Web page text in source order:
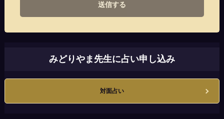
送信する
みどりやま先生に占い申し込み
対面占い